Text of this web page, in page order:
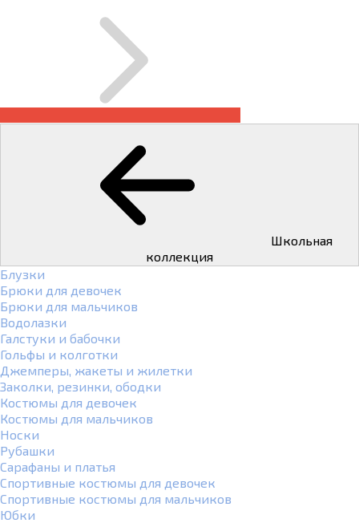
коллекция
Блузки
Брюки для девочек
Брюки для мальчиков
Водолазки
Галстуки и бабочки
Гольфы и колготки
Джемперы, жакеты и жилетки
Заколки, резинки, ободки
Костюмы для девочек
Костюмы для мальчиков
Носки
Рубашки
Сарафаны и платья
Спортивные костюмы для девочек
Спортивные костюмы для мальчиков
Юбки